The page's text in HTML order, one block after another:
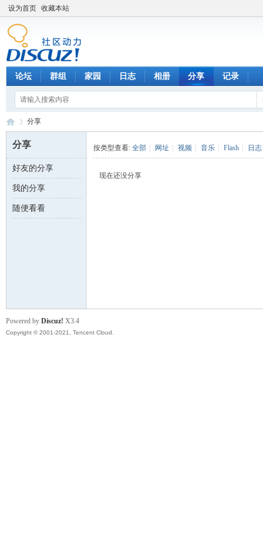
设为首页 收藏本站
论坛 群组 家园 日志 相册 分享 记录
数 ›
分享
分享
好友的分享
我的分享
随便看看
按类型查看: 全部 网址 视频 音乐 Flash 日志
现在还没分享
Powered by Discuz! X3.4
Copyright © 2001-2021, Tencent Cloud.